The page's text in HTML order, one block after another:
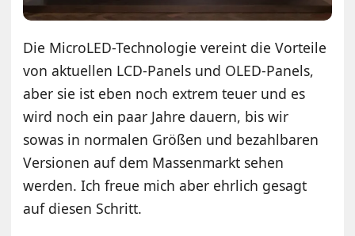
Die MicroLED-Technologie vereint die Vorteile
von aktuellen LCD-Panels und OLED-Panels,
aber sie ist eben noch extrem teuer und es
wird noch ein paar Jahre dauern, bis wir
sowas in normalen Größen und bezahlbaren
Versionen auf dem Massenmarkt sehen
werden. Ich freue mich aber ehrlich gesagt
auf diesen Schritt.